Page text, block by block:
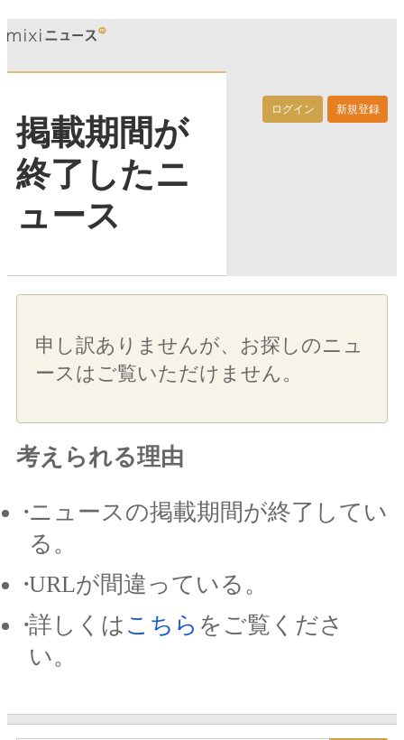
ログイン 新規登録
掲載期間が
終了したニ
ュース
申し訳ありませんが、お探しのニュ
ースはご覧いただけません。
考えられる理由
ニュースの掲載期間が終了してい
る。
URLが間違っている。
詳しくは こちら をご覧くださ
い。